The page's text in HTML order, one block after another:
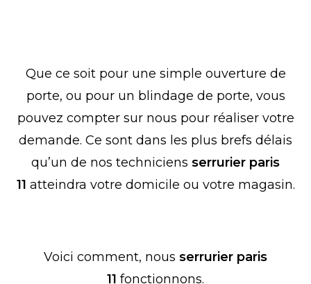
Que ce soit pour une simple ouverture de
porte, ou pour un blindage de porte, vous
pouvez compter sur nous pour réaliser votre
demande. Ce sont dans les plus brefs délais
qu’un de nos techniciens serrurier paris
11 atteindra votre domicile ou votre magasin.
Voici comment, nous serrurier paris
11 fonctionnons.